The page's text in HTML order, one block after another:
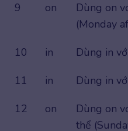
9
on
Dùng on
(Monday
10
in
Dùng in
11
in
Dùng in
12
on
Dùng on
thể